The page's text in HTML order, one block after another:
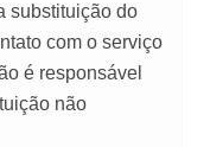
substituição do
com o serviço
é responsável
não